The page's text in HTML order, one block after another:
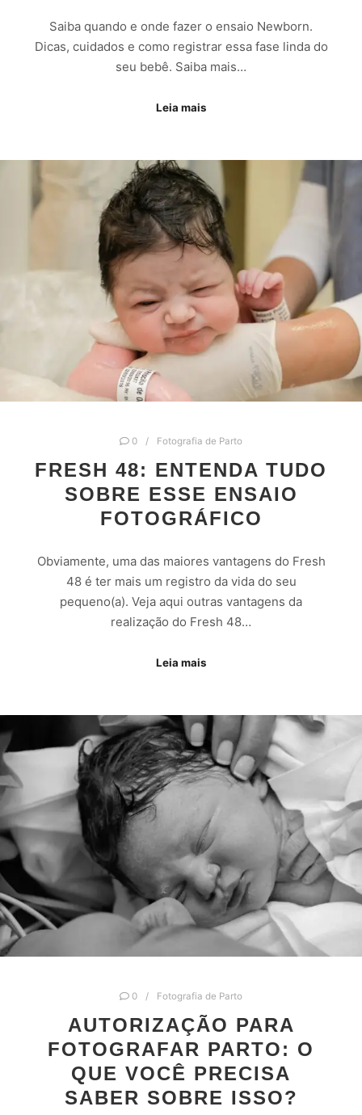
Saiba quando e onde fazer o ensaio Newborn.
Dicas, cuidados e como registrar essa fase linda do
seu bebê. Saiba mais…
Leia mais
0 Fotografia de Parto
FRESH 48: ENTENDA TUDO
SOBRE ESSE ENSAIO
FOTOGRÁFICO
Obviamente, uma das maiores vantagens do Fresh
48 é ter mais um registro da vida do seu
pequeno(a). Veja aqui outras vantagens da
realização do Fresh 48…
Leia mais
0 Fotografia de Parto
AUTORIZAÇÃO PARA
FOTOGRAFAR PARTO: O
QUE VOCÊ PRECISA
SABER SOBRE ISSO?